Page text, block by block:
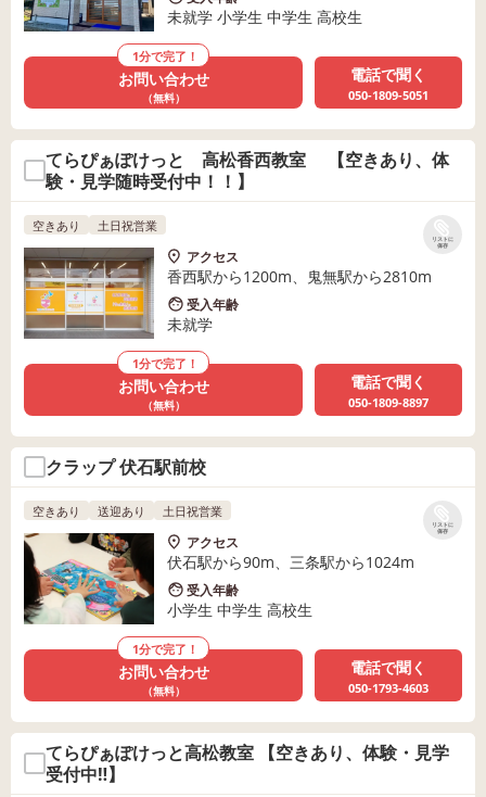
未就学 小学生 中学生 高校生
1分で完了！
お問い合わせ
（無料）
電話で聞く
050-1809-5051
てらぴぁぽけっと 高松香西教室 【空きあり、体
験・見学随時受付中！！】
リストに
保存
空きあり 土日祝営業
アクセス
香西駅から1200m、鬼無駅から2810m
受入年齢
未就学
1分で完了！
お問い合わせ
（無料）
電話で聞く
050-1809-8897
クラップ 伏石駅前校
リストに
保存
空きあり 送迎あり 土日祝営業
アクセス
伏石駅から90m、三条駅から1024m
受入年齢
小学生 中学生 高校生
1分で完了！
お問い合わせ
（無料）
電話で聞く
050-1793-4603
てらぴぁぽけっと高松教室 【空きあり、体験・見学
受付中‼】